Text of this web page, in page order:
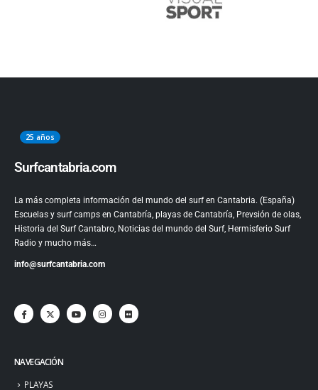
25 años
Surfcantabria.com
La más completa información del mundo del surf en Cantabria. (España)
Escuelas y surf camps en Cantabría, playas de Cantabría, Prevsión de olas,
Historia del Surf Cantabro, Noticias del mundo del Surf, Hermisferio Surf
Radio y mucho más…
info@surfcantabria.com
NAVEGACIÓN
PLAYAS